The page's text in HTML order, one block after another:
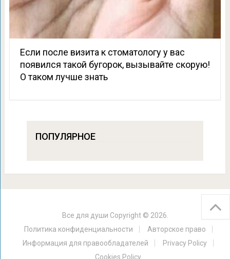
Если после визита к стоматологу у вас
появился такой бугорок, вызывайте скорую!
О таком лучше знать
ПОПУЛЯРНОЕ
Все для души Copyright © 2026.
Политика конфиденциальности
Авторское право
Информация для правообладателей
Privacy Policy
Cookies Policy